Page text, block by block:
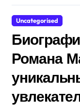
Uncategorised
Романа